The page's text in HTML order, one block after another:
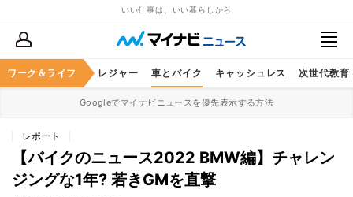
いい仕事は、いい暮らしから
ワーク＆ライフ
スケア グルメ レジャー 車とバイク キャッシュレス 次世代教育
Googleでマイナビニュースを優先表示する方法
レポート
【バイクのニュース2022 BMW編】チャレン
ジングな1年? 若きGMを直撃